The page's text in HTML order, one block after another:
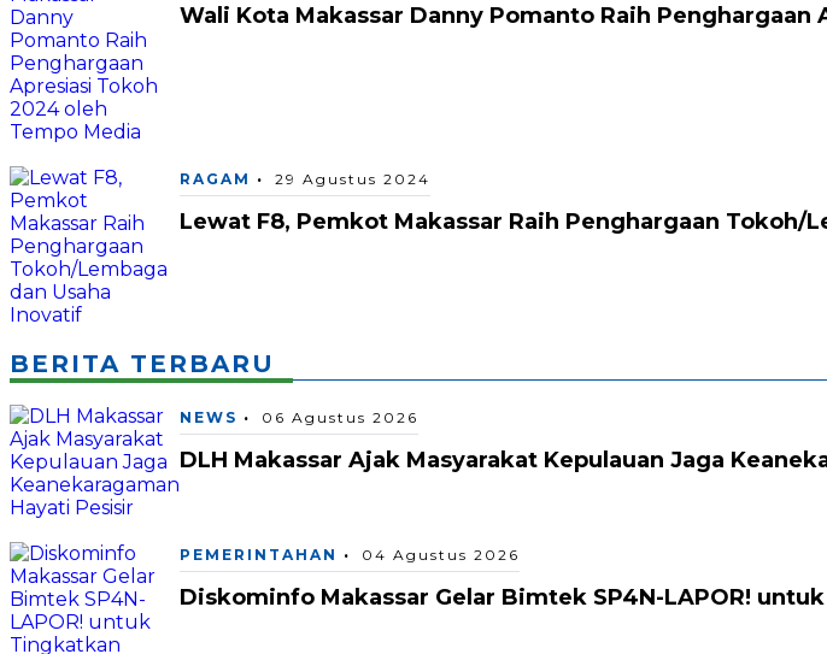
Wali Kota Makassar Danny Pomanto Raih
RAGAM 29 Agustus 2024
Lewat F8, Pemkot Makassar Raih Penghargaan Tokoh/
BERITA TERBARU
NEWS 06 Agustus 2026
DLH Makassar Ajak Masyarakat Kepulauan Jaga
PEMERINTAHAN 04 Agustus 2026
Diskominfo Makassar Gelar Bimtek SP4N-LAPOR!